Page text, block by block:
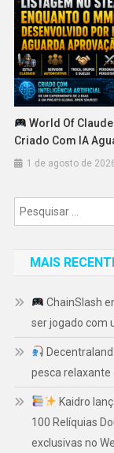
World Of
Criado Com IA
1 de agosto de
MAIS
ChainSlash
ser jogado com
pesca relaxante
Kaidro
100 Relíquias
exclusivas no